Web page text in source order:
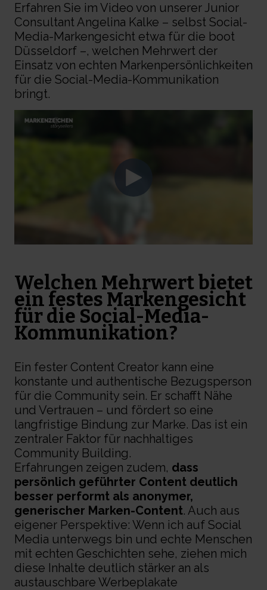
Erfahren Sie im Video von unserer Junior
Consultant Angelina Kalke – selbst Social-
Media-Markengesicht etwa für die boot
Düsseldorf –, welchen Mehrwert der
Einsatz von echten Markenpersönlichkeiten
für die Social-Media-Kommunikation
bringt.
Welchen Mehrwert bietet
ein festes Markengesicht
für die Social-Media-
Kommunikation?
Ein fester Content Creator kann eine
konstante und authentische Bezugsperson
für die Community sein. Er schafft Nähe
und Vertrauen – und fördert so eine
langfristige Bindung zur Marke. Das ist ein
zentraler Faktor für nachhaltiges
Community Building.
Erfahrungen zeigen zudem, dass
persönlich geführter Content deutlich
besser performt als anonymer,
generischer Marken-Content. Auch aus
eigener Perspektive: Wenn ich auf Social
Media unterwegs bin und echte Menschen
mit echten Geschichten sehe, ziehen mich
diese Inhalte deutlich stärker an als
austauschbare Werbeplakate